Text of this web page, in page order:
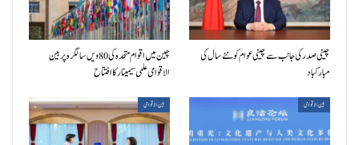
چینی صدر کی جانب سے چینی عوام کو نئے سال کی
مبارکباد
چین میں اقوام متحدہ کی 80ویں سالگرہ پر بین
الاقوامی علمی سیمینار کا افتتاح
بین الاقوامی بین الاقوامی